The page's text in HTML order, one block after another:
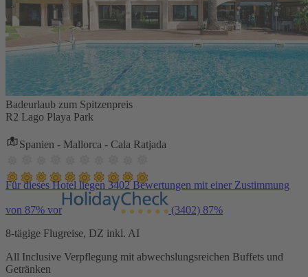
Badeurlaub zum Spitzenpreis
R2 Lago Playa Park
Spanien - Mallorca - Cala Ratjada
Für dieses Hotel liegen 3402 Bewertungen mit einer Zustimmung
von 87% vor (3402) 87%
8-tägige Flugreise, DZ inkl. AI
All Inclusive Verpflegung mit abwechslungsreichen Buffets und
Getränken